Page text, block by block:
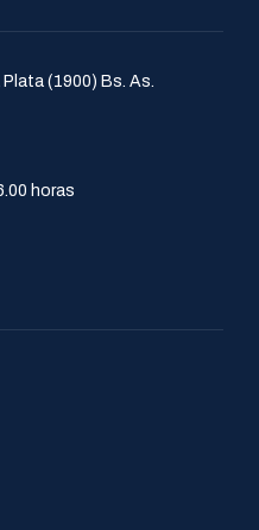
(1900) Bs. As.
horas